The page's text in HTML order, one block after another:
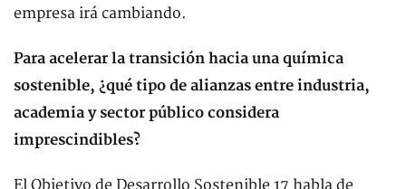
empresa irá cambiando.
Para acelerar la transición hacia una química
sostenible, ¿qué tipo de alianzas entre industria,
academia y sector público considera
imprescindibles?